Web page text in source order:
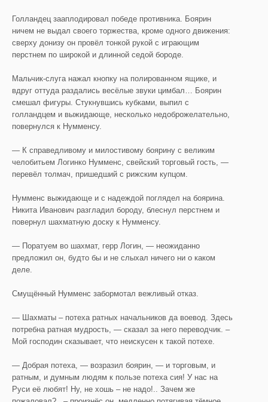
Голландец зааплодировал победе противника. Боярин
ничем не выдал своего торжества, кроме одного движения:
сверху донизу он провёл тонкой рукой с играющим
перстнем по широкой и длинной седой бороде.
Мальчик-слуга нажал кнопку на полированном ящике, и
вдруг оттуда раздались весёлые звуки цимбал… Боярин
смешал фигуры. Стукнувшись кубками, выпил с
голландцем и выжидающе, несколько недоброжелательно,
повернулся к Нумменсу.
— К справедливому и милостивому боярину с великим
челобитьем Логинко Нумменс, свейский торговый гость, —
перевёл толмач, пришедший с рижским купцом.
Нумменс выжидающе и с надеждой поглядел на боярина.
Никита Иванович разгладил бороду, блеснул перстнем и
повернул шахматную доску к Нумменсу.
— Поратуем во шахмат, герр Логин, — неожиданно
предложил он, будто бы и не слыхал ничего ни о каком
деле.
Смущённый Нумменс забормотал вежливый отказ.
— Шахматы – потеха ратных начальников да воевод. Здесь
потребна ратная мудрость, — сказал за него переводчик. –
Мой господин сказывает, что неискусен к такой потехе.
— Добрая потеха, — возразил боярин, — и торговым, и
ратным, и думным людям к пользе потеха сия! У нас на
Руси её любят! Ну, не хошь – не надо!.. Зачем же